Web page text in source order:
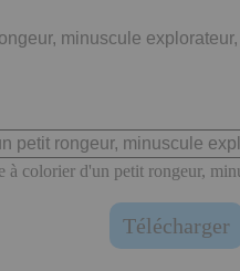
minuscule
à colorier d'un petit rongeur,
Télécharger